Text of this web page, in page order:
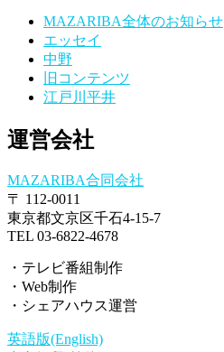
MAZARIBA全体のお知らせ
エッセイ
中野
旧コンテンツ
江戸川平井
運営会社
MAZARIBA合同会社
〒 112-0011
東京都文京区千石4-15-7
TEL 03-6822-4678
・テレビ番組制作
・Web制作
・シェアハウス運営
英語版(English)